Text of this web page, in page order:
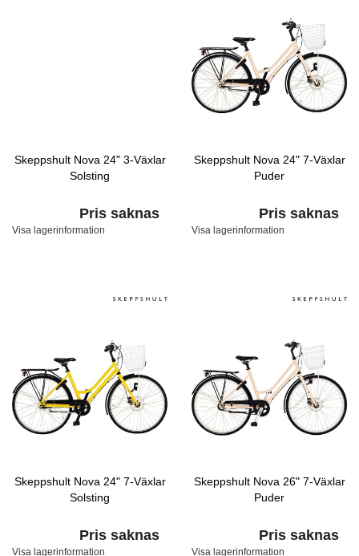
Skeppshult Nova 24" 3-Växlar
Solsting
Pris saknas
Visa lagerinformation
Skeppshult Nova 24" 7-Växlar
Puder
Pris saknas
Visa lagerinformation
Skeppshult Nova 24" 7-Växlar
Solsting
Pris saknas
Visa lagerinformation
Skeppshult Nova 26" 7-Växlar
Puder
Pris saknas
Visa lagerinformation